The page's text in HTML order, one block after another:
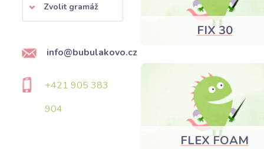
Zvolit gramáž
info@bubulakovo.cz
+421 905 383
904
FIX 30
FLEX FOAM